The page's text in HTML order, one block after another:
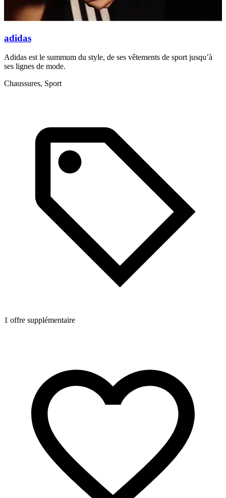
adidas
Adidas est le summum du style, de ses vêtements de sport jusqu’à
ses lignes de mode.
Chaussures, Sport
1 offre supplémentaire